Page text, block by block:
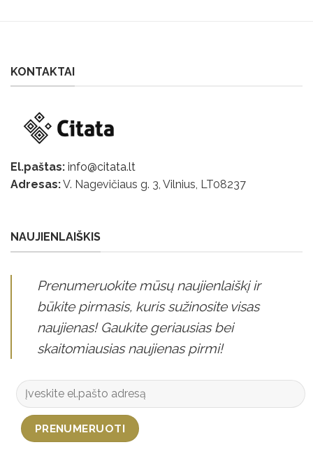
KONTAKTAI
El.paštas: info@citata.lt
Adresas:V. Nagevičiaus g. 3, Vilnius, LT08237
NAUJIENLAIŠKIS
Prenumeruokite mūsų naujienlaiškį ir
būkite pirmasis, kuris sužinosite visas
naujienas! Gaukite geriausias bei
skaitomiausias naujienas pirmi!